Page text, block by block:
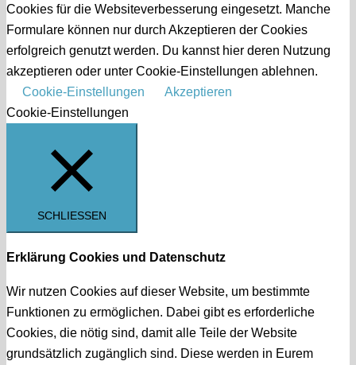
Cookies für die Websiteverbesserung eingesetzt. Manche
Formulare können nur durch Akzeptieren der Cookies
erfolgreich genutzt werden. Du kannst hier deren Nutzung
akzeptieren oder unter Cookie-Einstellungen ablehnen.
Cookie-Einstellungen
Akzeptieren
Cookie-Einstellungen
SCHLIESSEN
Erklärung Cookies und Datenschutz
Wir nutzen Cookies auf dieser Website, um bestimmte
Funktionen zu ermöglichen. Dabei gibt es erforderliche
Cookies, die nötig sind, damit alle Teile der Website
grundsätzlich zugänglich sind. Diese werden in Eurem